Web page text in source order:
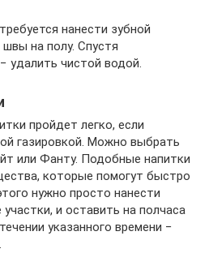
нанести зубной
на полу. Спустя
удалить чистой водой.
пройдет легко, если
газировкой. Можно выбрать
или Фанту. Подобные напитки
которые помогут быстро
нужно просто нанести
и оставить на полчаса
указанного времени −